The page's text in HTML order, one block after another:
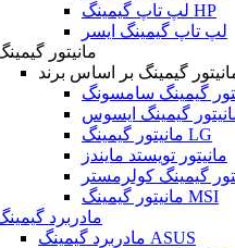
لپ تاپ گیمینگ HP
لپ تاپ گیمینگ ایسر
مانیتور
گیمینگ بر اساس برند
گیمینگ سامسونگ
گیمینگ ایسوس
مانیتور گیمینگ LG
مانیتور تویستد مایندز
گیمینگ کولرمستر
مانیتور گیمینگ MSI
مادربرد
مادربرد گیمینگ ASUS